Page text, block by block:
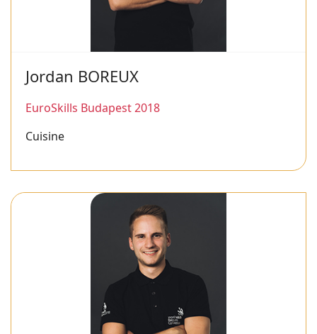
Jordan BOREUX
EuroSkills Budapest 2018
Cuisine